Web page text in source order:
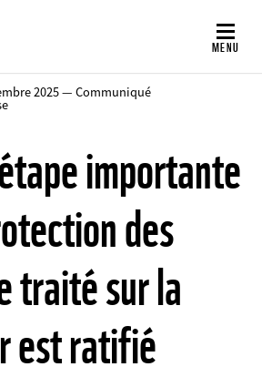
MENU
2025 — Communiqué
importante
des
traité sur la
est ratifié